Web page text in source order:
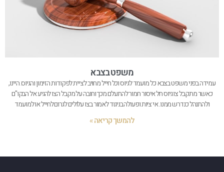
משפט בצבא
עמידה בפני משפט בצבא כל מועמד לגיוס וכל חייל מחויב לציית לפקודות הזימון והגיוס. היינו,
כאשר מתקבל צו גיוס חל איסור חמור להתעלם מכך וחובה על מקבל הצו להגיע אל הבקו"ם
ולהתנהל כנדרש ממנו. אי ציות ופעולה בניגוד לאמור בצו עלולים לגרום לחייל או למועמד
להמשך קריאה »